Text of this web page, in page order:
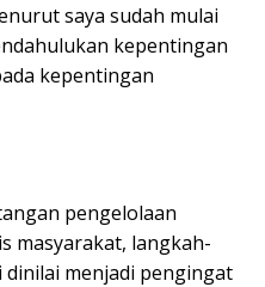
saya sudah mulai
kepentingan
kepentingan
pengelolaan
masyarakat, langkah-
menjadi pengingat